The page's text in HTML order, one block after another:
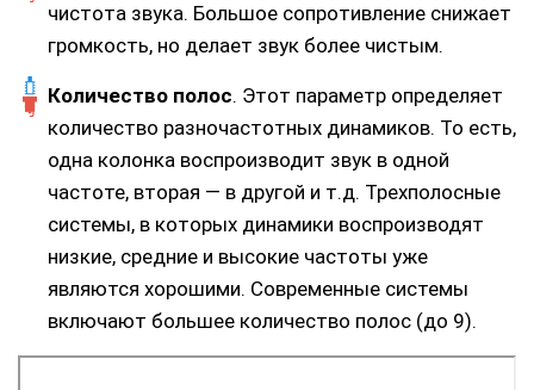
чистота звука. Большое сопротивление снижает
громкость, но делает звук более чистым.
Количество полос. Этот параметр определяет
количество разночастотных динамиков. То есть,
одна колонка воспроизводит звук в одной
частоте, вторая — в другой и т.д. Трехполосные
системы, в которых динамики воспроизводят
низкие, средние и высокие частоты уже
являются хорошими. Современные системы
включают большее количество полос (до 9).